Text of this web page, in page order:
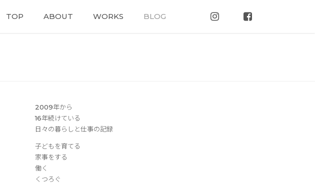
TOP ABOUT WORKS BLOG
2009年から
16年続けている
日々の暮らしと仕事の記録
子どもを育てる
家事をする
働く
くつろぐ